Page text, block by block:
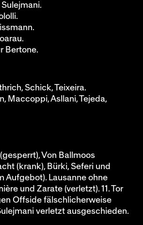
Bertone.
Schick, Teixeira.
Maccoppi, Asllani, Tejeda,
Von Ballmoos
(krank), Bürki, Seferi und
Aufgebot). Lausanne ohne
und Zarate (verletzt). 11. Tor
Offside fälschlicherweise
verletzt ausgeschieden.